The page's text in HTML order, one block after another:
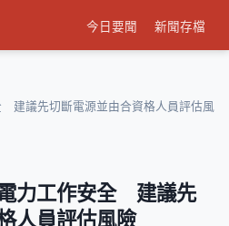
今日要聞 新聞存檔
建議先切斷電源並由合資格人員評估風
力工作安全 建議先
人員評估風險